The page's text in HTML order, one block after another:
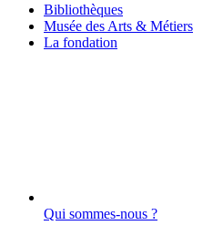
Bibliothèques
Musée des Arts & Métiers
La fondation
Qui sommes-nous ?